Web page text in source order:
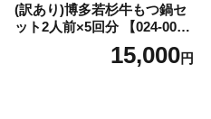
(訳あり)博多若杉牛もつ鍋セ
ット2人前×5回分 【024-002
15,000円